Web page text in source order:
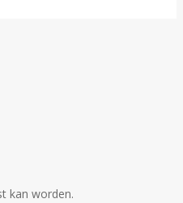
kan worden.